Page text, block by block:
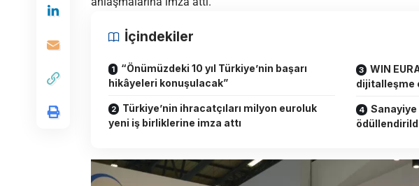
İçindekiler
“Önümüzdeki 10 yıl Türkiye’nin başarı
hikâyeleri konuşulacak”
Türkiye’nin ihracatçıları milyon euroluk
yeni iş birliklerine imza attı
WIN
dijitalleşme